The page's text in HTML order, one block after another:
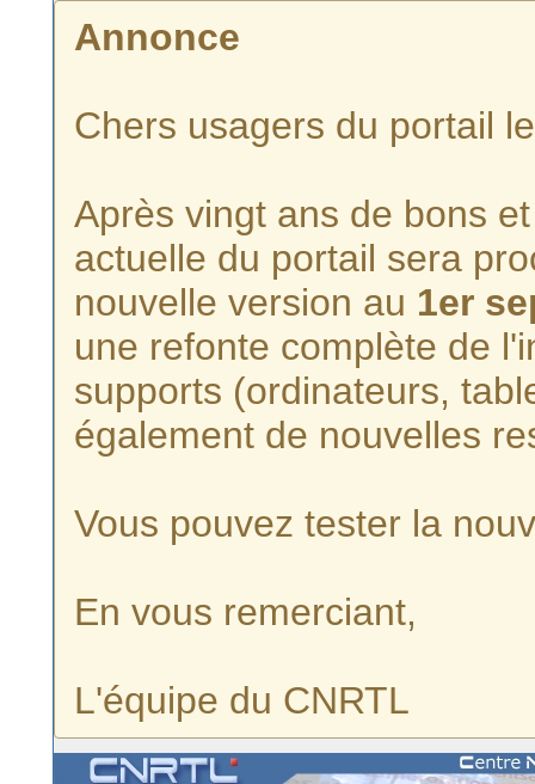
Annonce
Chers usagers du portail
Après vingt ans de bons
actuelle du portail sera
nouvelle version au 1er
une refonte complète de
supports (ordinateurs,
également de nouvelles
Vous pouvez tester la
En vous remerciant,
L'équipe du CNRTL